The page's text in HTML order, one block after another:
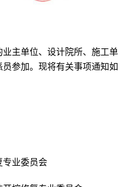
主单位、设计院所、施工单
参加。现将有关事项通知如
专业委员会